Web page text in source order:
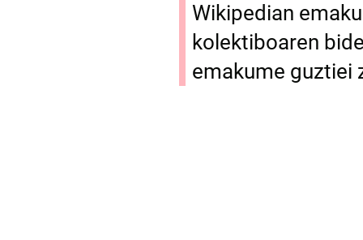
Wikipedian
kolektiboaren
emakume guztiei